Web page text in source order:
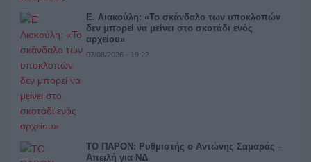
Ε. Λιακούλη: «Το σκάνδαλο των υποκλοπών
δεν μπορεί να μείνει στο σκοτάδι ενός
αρχείου»
07/08/2026 - 19:22
ΤΟ ΠΑΡΟΝ: Ρυθμιστής ο Αντώνης Σαμαράς –
Απειλή για ΝΔ